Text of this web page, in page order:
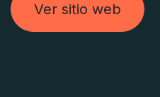
Ver sitio web